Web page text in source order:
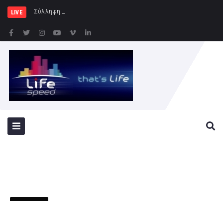
LIVE Σύλληψη 46χρονης για παράβαση της